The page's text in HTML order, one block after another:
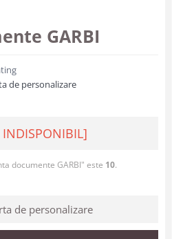
GARBI
de personalizare
INDISPONIBIL]
documente GARBI" este 10.
de personalizare